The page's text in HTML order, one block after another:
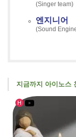
(Singer team)
엔지니어
(Sound
지금까지 아이노스
H
인기글
유투브영상